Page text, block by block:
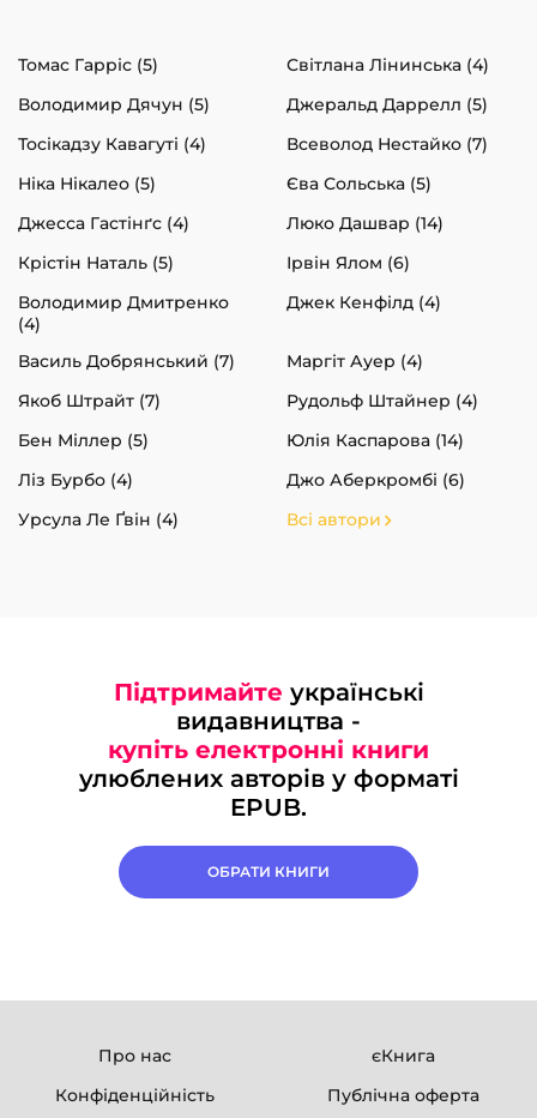
Томас Гарріс (5)
Світлана Лінинська (4)
Володимир Дячун (5)
Джеральд Даррелл (5)
Тосікадзу Кавагуті (4)
Всеволод Нестайко (7)
Ніка Нікалео (5)
Єва Сольська (5)
Джесса Гастінґс (4)
Люко Дашвар (14)
Крістін Наталь (5)
Ірвін Ялом (6)
Володимир Дмитренко
(4)
Джек Кенфілд (4)
Василь Добрянський (7)
Маргіт Ауер (4)
Якоб Штрайт (7)
Рудольф Штайнер (4)
Бен Міллер (5)
Юлія Каспарова (14)
Ліз Бурбо (4)
Джо Аберкромбі (6)
Урсула Ле Ґвін (4)
Всі автори
Підтримайте українські
видавництва -
купіть електронні книги
улюблених авторів у форматі
EPUB.
ОБРАТИ КНИГИ
Про нас
єКнига
Конфіденційність
Публічна оферта